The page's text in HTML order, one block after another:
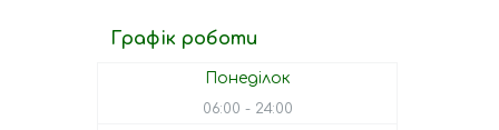
Графік роботи
Понеділок
06:00 24:00